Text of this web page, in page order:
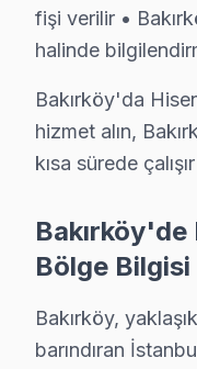
Bakırköy
Ataköy 1.
Ataköy 2-5-6.
Ataköy 3-4-11.
Ataköy 7-8-9-10.
fişi verilir •
halinde
Bakırköy'da
hizmet alın,
kısa sürede
Bölge Bilgisi
Bakırköy,
barındıran